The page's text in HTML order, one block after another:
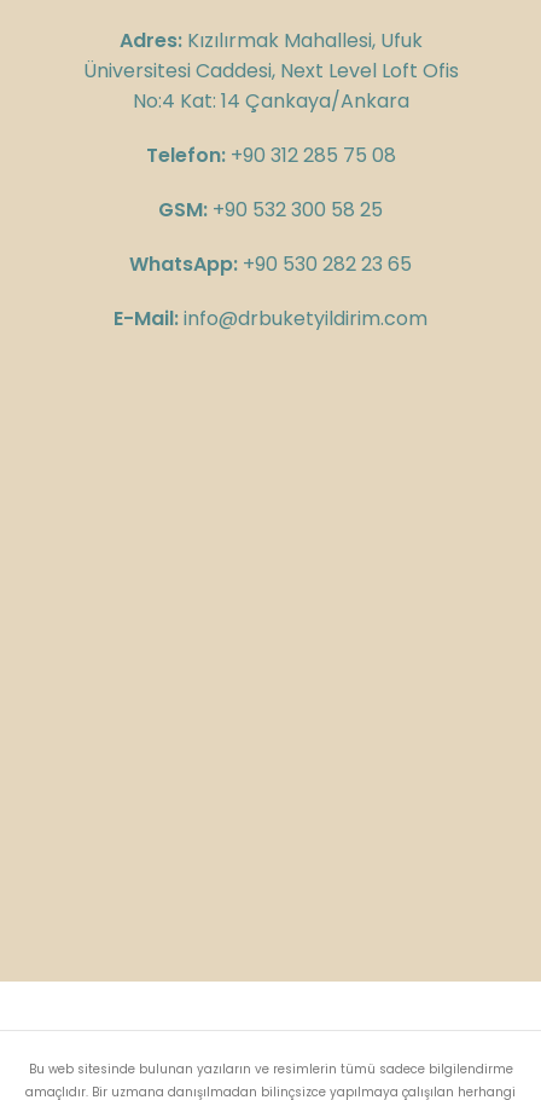
Adres:Kızılırmak Mahallesi, Ufuk
Üniversitesi Caddesi, Next Level Loft Ofis
No:4 Kat: 14 Çankaya/Ankara
Telefon: +90 312 285 75 08
GSM: +90 532 300 58 25
WhatsApp: +90 530 282 23 65
E-Mail:info@drbuketyildirim.com
Bu web sitesinde bulunan yazıların ve resimlerin tümü sadece bilgilendirme
amaçlıdır. Bir uzmana danışılmadan bilinçsizce yapılmaya çalışılan herhangi